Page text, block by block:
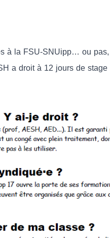
à la FSU-SNUipp… ou
a droit à 12 jours de